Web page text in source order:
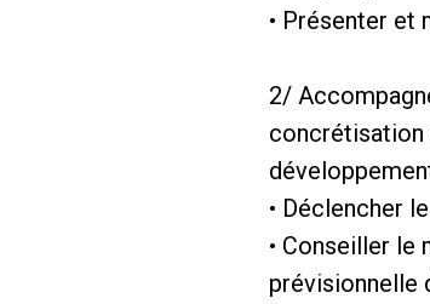
• Présenter et
2/
concrétisation
• Déclencher
• Conseiller le
prévisionnelle